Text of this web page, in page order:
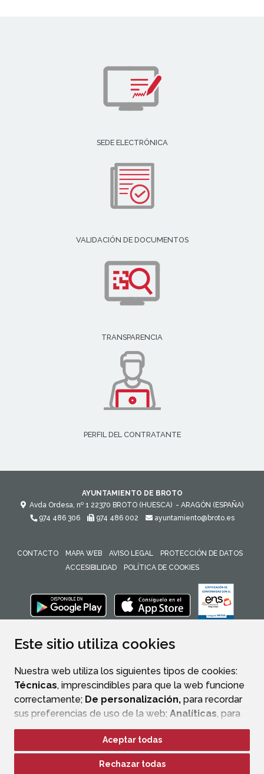
Este sitio utiliza cookies
Nuestra web utiliza los siguientes tipos de cookies:
Técnicas, imprescindibles para que la web funcione
correctamente; De personalización, para recordar
sus preferencias de uso de la web; Analíticas, para
mejorar el funcionamiento de la web y sus servicios.
Si acepta pulsando el botón“Aceptar todas”
consideramos que acepta su uso. Si pulsa el botón
Aceptar todas
Rechazar todas
SEDE ELECTRÓNICA
VALIDACIÓN DE DOCUMENTOS
TRANSPARENCIA
PERFIL DEL CONTRATANTE
AYUNTAMIENTO DE BROTO
Avda Ordesa, nº 1 22370 BROTO (HUESCA) - ARAGÓN (ESPAÑA)
974 486 306
974 486 002 ayuntamiento@broto.es
CONTACTO MAPA WEB AVISO LEGAL
PROTECCIÓN DE DATOS
ACCESIBILIDAD
POLÍTICA DE COOKIES